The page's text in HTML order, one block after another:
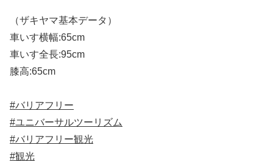
（ザキヤマ基本データ）
車いす横幅:65cm
車いす全長:95cm
膝高:65cm
#バリアフリー
#ユニバーサルツーリズム
#バリアフリー観光
#観光